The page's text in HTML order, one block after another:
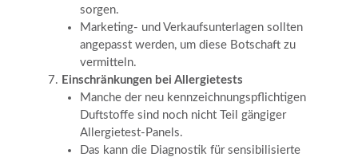
sorgen.
Marketing- und Verkaufsunterlagen sollten
angepasst werden, um diese Botschaft zu
vermitteln.
Einschränkungen bei Allergietests
Manche der neu kennzeichnungspflichtigen
Duftstoffe sind noch nicht Teil gängiger
Allergietest-Panels.
Das kann die Diagnostik für sensibilisierte